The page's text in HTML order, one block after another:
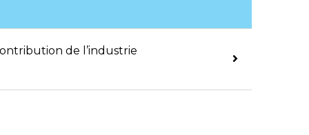
de l’industrie